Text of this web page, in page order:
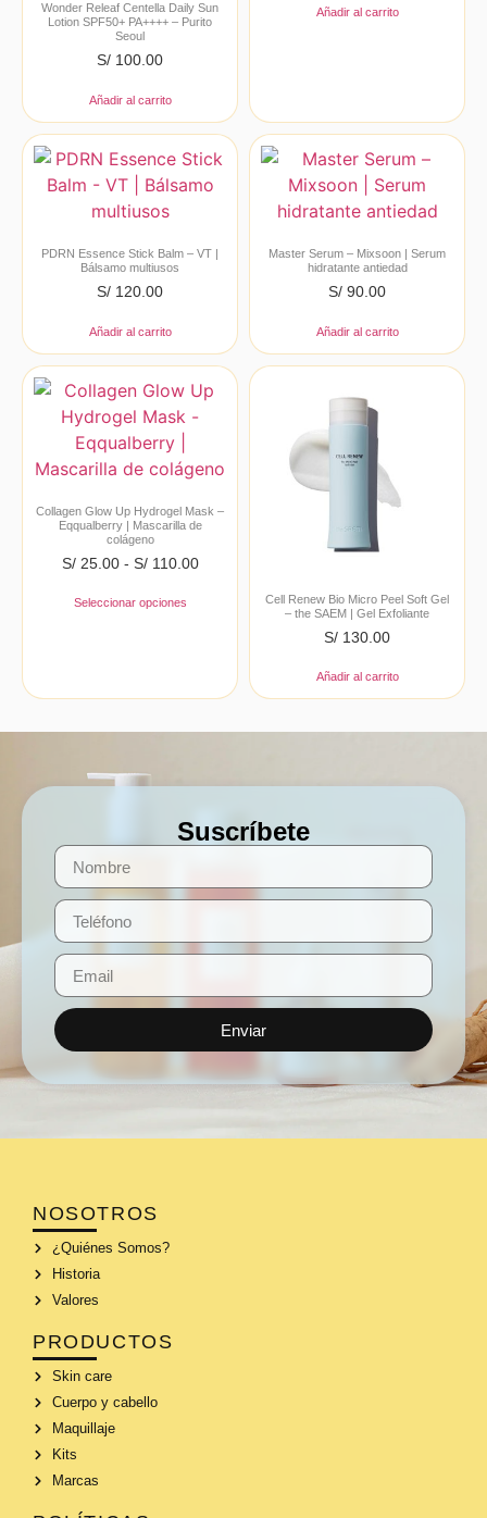
Wonder Releaf Centella Daily Sun
Lotion SPF50+ PA++++ – Purito
Seoul
S/ 100.00
Añadir al carrito
Añadir al carrito
PDRN Essence Stick Balm – VT |
Bálsamo multiusos
S/ 120.00
Añadir al carrito
Master Serum – Mixsoon | Serum
hidratante antiedad
S/ 90.00
Añadir al carrito
Collagen Glow Up Hydrogel Mask –
Eqqualberry | Mascarilla de
colágeno
S/25.00 - S/110.00
Seleccionar opciones
Cell Renew Bio Micro Peel Soft Gel
– the SAEM | Gel Exfoliante
S/ 130.00
Añadir al carrito
Suscríbete
Enviar
NOSOTROS
¿Quiénes Somos?
Historia
Valores
PRODUCTOS
Skin care
Cuerpo y cabello
Maquillaje
Kits
Marcas